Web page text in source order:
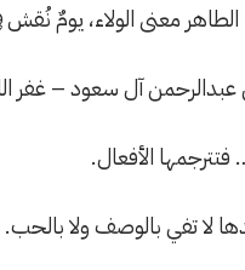
معنى الولاء، يومٌ نُقش
عبدالرحمن آل سعود – غفر
فتترجمها الأفعال.
لا تفي بالوصف ولا بالحب.